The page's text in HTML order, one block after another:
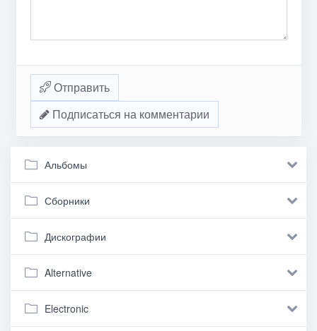
Отправить
Подписаться на комментарии
Альбомы
Сборники
Дискографии
Alternative
Electronic